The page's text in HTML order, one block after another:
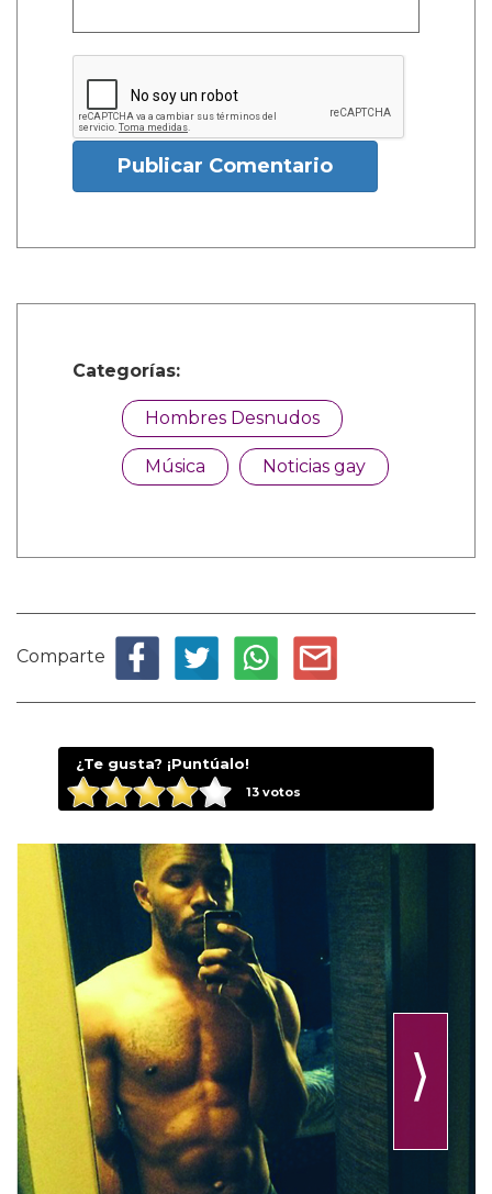
Publicar Comentario
Categorías:
Hombres Desnudos
Música Noticias gay
Comparte
¿Te gusta? ¡Puntúalo!
13votos
⟩